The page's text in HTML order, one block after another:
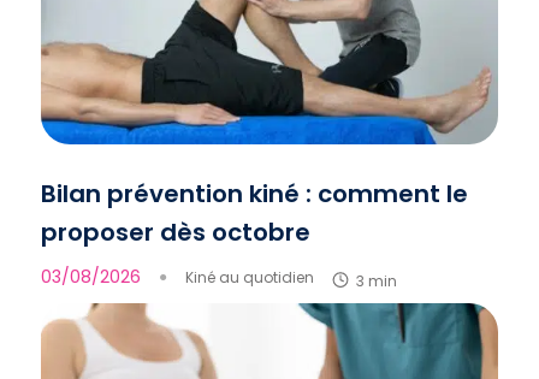
Bilan prévention kiné : comment le
proposer dès octobre
03/08/2026 ● Kiné au quotidien 3 min